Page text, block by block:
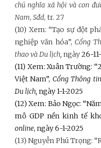
chủ nghĩa xã hội và con
Nam, Sđd, tr. 27
(10) Xem: “Tạo sự đột
nghiệp văn hóa”, Cổng
thao và Du lịch, ngày26-
(11) Xem: Xuân Trường:
Việt Nam”, Cổng Thông
Du lịch, ngày 1-1-2025
(12) Xem: Bảo Ngọc:
mô GDP nền kinh tế
online, ngày 6-1-2025
(13) Nguyễn Phú Trọng: